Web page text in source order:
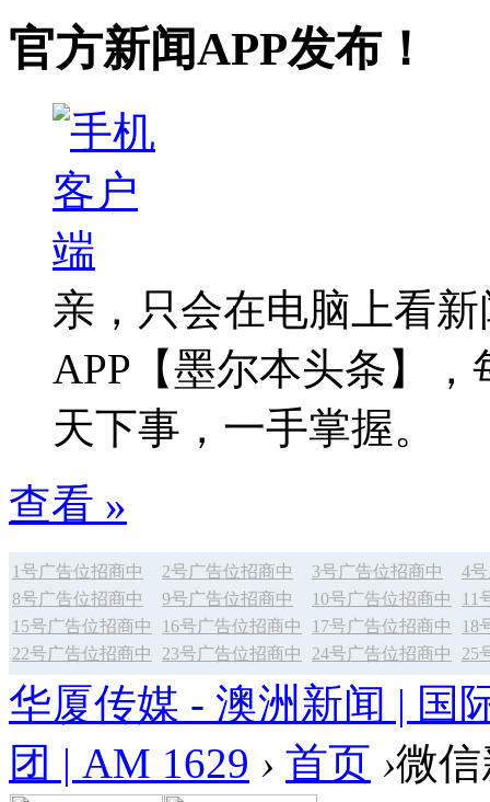
官方新闻APP发布！
亲，只会在电脑上看
APP【墨尔本头条】
天下事，一手掌握。
查看 »
1号广告位招商中 2号广告位招商中 3号广告位招商中
4
8号广告位招商中
9号广告位招商中 10号广告位招商中
11
15号广告位招商中
16号广告位招商中 17号广告位招商中
18
22号广告位招商中
23号广告位招商中 24号广告位招商中 25
华厦传媒 - 澳洲新闻 | 国
团 | AM 1629 › 首页 ›微